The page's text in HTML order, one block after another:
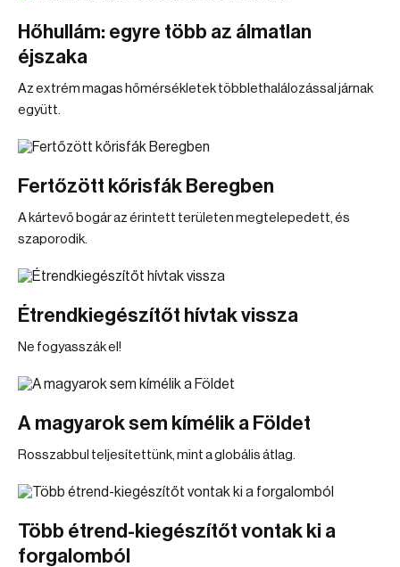
Hőhullám: egyre több az álmatlan
éjszaka
Az extrém magas hőmérsékletek többlethalálozással járnak
együtt.
Fertőzött kőrisfák Beregben
A kártevő bogár az érintett területen megtelepedett, és
szaporodik.
Étrendkiegészítőt hívtak vissza
Ne fogyasszák el!
A magyarok sem kímélik a Földet
Rosszabbul teljesítettünk, mint a globális átlag.
Több étrend-kiegészítőt vontak ki a
forgalomból